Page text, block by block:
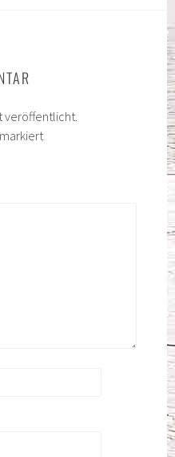
veröffentlicht.
markiert